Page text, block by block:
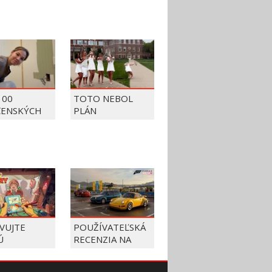
TOTO NEBOL
PLÁN
ŽIVOTY
POUŽÍVATEĽSKÁ
RECENZIA NA
6